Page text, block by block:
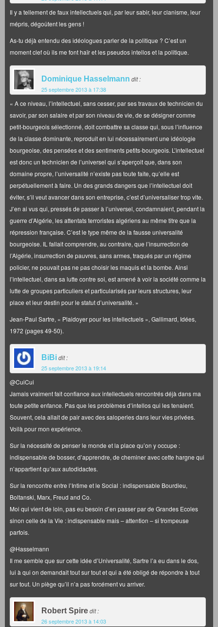
Il y a tellement de faux intellectuels qui, par leur sabir, leur clanisme, leur
mépris, dégoûtent les gens !
As-tu déjà entendu des idéologues parler de la politique ? C’est un
moment clef où ils me font haïr et les pseudos intellos et la politique.
Dominique Hasselmann dit :
25 septembre 2013 à 17:38
« A ce niveau, l’intellectuel, sans cesser, par ses travaux de technicien du
savoir, par son salaire et par son niveau de vie, de se désigner comme
petit-bourgeois sélectionné, doit combattre sa classe qui, sous l’influence
de la classe dominante, reproduit en lui nécessairement une idéologie
bourgeoise, des pensées et des sentiments petits-bourgeois. L’intellectuel
est donc un technicien de l’universel qui s’aperçoit que, dans son
domaine propre, l’universalité n’existe pas toute faite, qu’elle est
perpétuellement à faire. Un des grands dangers que l’intellectuel doit
éviter, s’il veut avancer dans son entreprise, c’est d’universaliser trop vite.
J’en ai vus qui, pressés de passer à l’universel, condamnaient, pendant la
guerre d’Algérie, les attentats terroristes algériens au même titre que la
répression française. C’est le type même de la fausse universalité
bourgeoise. IL fallait comprendre, au contraire, que l’insurrection de
l’Algérie, insurrection de pauvres, sans armes, traqués par un régime
policier, ne pouvait pas ne pas choisir les maquis et la bombe. Ainsi
l’intellectuel, dans sa lutte contre soi, est amené à voir la société comme la
lutte de groupes particuliers et particularisés par leurs structures, leur
place et leur destin pour le statut d’universalité. »
Jean-Paul Sartre, « Plaidoyer pour les intellectuels », Gallimard, Idées,
1972 (pages 49-50).
BiBidit :
25 septembre 2013 à 19:14
@CuiCui
Jamais vraiment fait confiance aux intellectuels rencontrés déjà dans ma
toute petite enfance. Pas que les problèmes d’intellos qui les tenaient.
Souvent, cela allait de pair avec des saloperies dans leur vies privées.
Voilà pour mon expérience.
Sur la nécessité de penser le monde et la place qu’on y occupe :
indispensable de bosser, d’apprendre, de cheminer avec cette hargne qui
n’appartient qu’aux autodidactes.
Sur la rencontre entre l’Intime et le Social : indispensable Bourdieu,
Boltanski, Marx, Freud and Co.
Moi qui vient de loin, pas eu besoin d’en passer par de Grandes Ecoles
sinon celle de la Vie : indispensable mais – attention – si trompeuse
parfois.
@Hasselmann
Il me semble que sur cette idée d’Universalité, Sartre l’a eu dans le dos,
lui à qui on demandait tout sur tout et qui a été obligé de répondre à tout
sur tout. Un piège qu’il n’a pas forcément vu arriver.
Robert Spiredit :
26 septembre 2013 à 14:03